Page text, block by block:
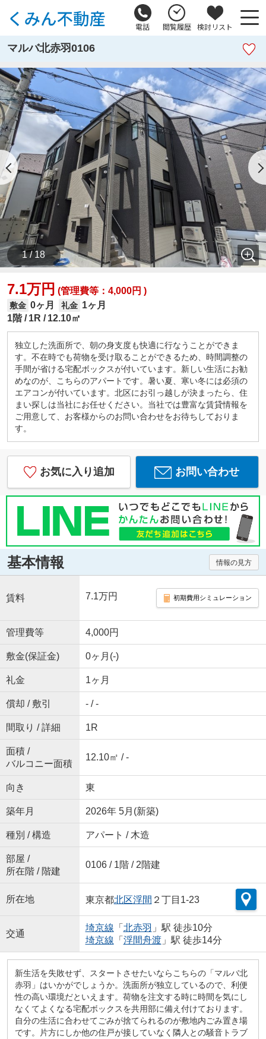
電話 閲覧履歴 検討リスト
マルバ北赤羽0106
1 / 18
7.1万円 (管理費等：4,000円 )
敷金 0ヶ月 礼金 1ヶ月
1階
1R 12.10㎡
独立した洗面所で、朝の身支度も快適に行なうことができま
す。不在時でも荷物を受け取ることができるため、時間調整の
手間が省ける宅配ボックスが付いています。新しい生活にお勧
めなのが、こちらのアパートです。暑い夏、寒い冬には必須の
エアコンが付いています。北区にお引っ越しが決まったら、住
まい探しは当社にお任せください。当社では豊富な賃貸情報を
ご用意して、お客様からのお問い合わせをお待ちしておりま
す。
お気に入り追加 お問い合わせ
基本情報 情報の見方
賃料 7.1万円 初期費用シミュレーション
管理費等 4,000円
敷金(保証金) 0ヶ月(-)
礼金 1ヶ月
償却 / 敷引 - / -
間取り / 詳細 1R
面積 /
バルコニー面積
12.10㎡ / -
向き 東
築年月 2026年 5月(新築)
種別 / 構造 アパート / 木造
部屋 /
所在階 / 階建
0106 / 1階 / 2階建
所在地 東京都北区浮間 ２丁目1-23
交通
埼京線 「 北赤羽 」駅 徒歩10分
埼京線 「 浮間舟渡」駅 徒歩14分
新生活を失敗せず、スタートさせたいならこちらの「マルバ北
赤羽」はいかがでしょうか。洗面所が独立しているので、利便
性の高い環境だといえます。荷物を注文する時に時間を気にし
なくてよくなる宅配ボックスを共用部に備え付けております。
自分の生活に合わせてごみが捨てられるのが敷地内ごみ置き場
です。片方にしか他の住戸が接していなく隣人との騒音トラブ